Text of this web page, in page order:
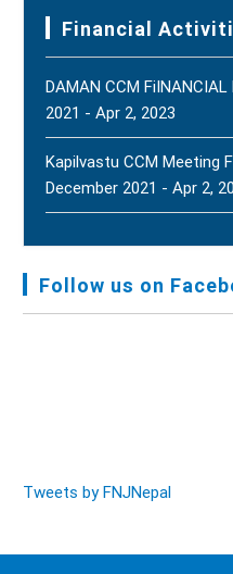
Harmony, And Peace - Jul
Financial
DAMAN CCM
2021 - Apr 2, 2023
Kapilvastu CCM Meeting
December 2021 - Apr 2,
Audit Report FY-2076-
Follow us on
Tweets by FNJNepal